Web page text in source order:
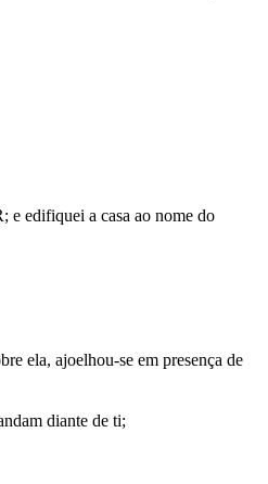
e edifiquei a casa ao nome do
ela, ajoelhou-se em presença de
diante de ti;